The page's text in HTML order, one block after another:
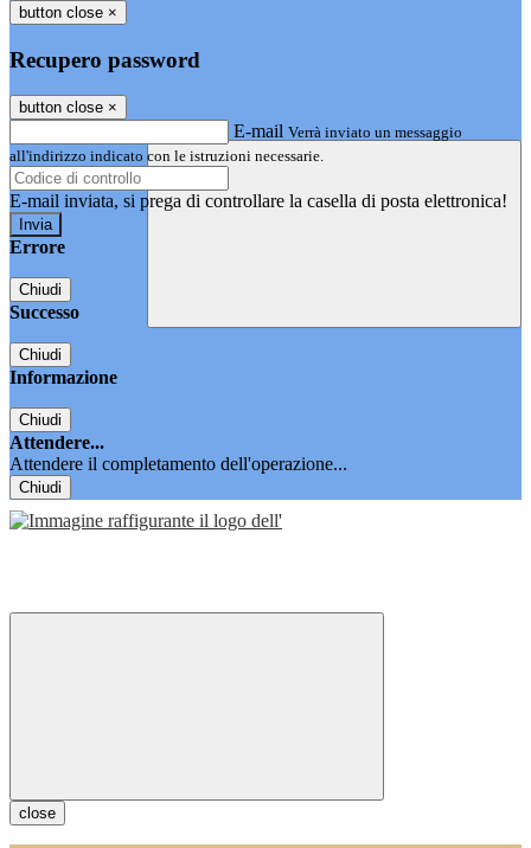
button close ×
Recupero password
button close ×
E-mail Verrà inviato un messaggio
all'indirizzo indicato con le istruzioni necessarie.
E-mail inviata, si prega di controllare la casella di posta elettronica!
Errore
Chiudi
Successo
Chiudi
Informazione
Chiudi
Attendere...
Attendere il completamento dell'operazione...
Chiudi
close